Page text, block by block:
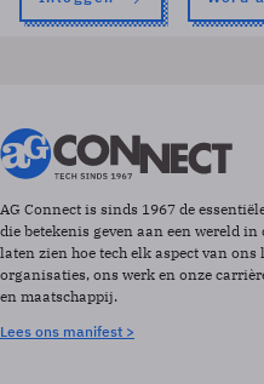
AG Connect is sinds 1967 de
die betekenis geven aan een wereld
laten zien hoe tech elk aspect van ons
organisaties, ons werk en onze
en maatschappij.
Lees ons manifest >